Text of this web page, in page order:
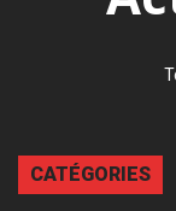
CATÉGORIES